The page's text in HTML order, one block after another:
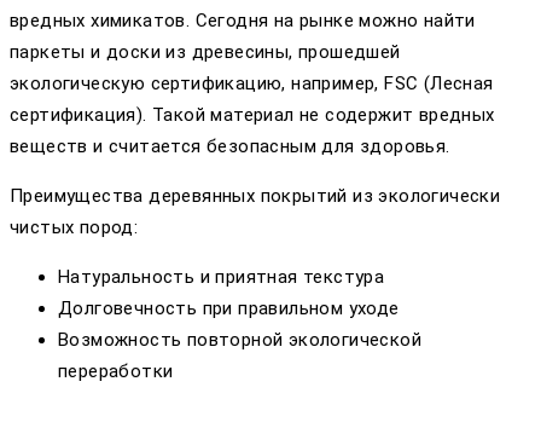
вредных химикатов. Сегодня на рынке можно найти
паркеты и доски из древесины, прошедшей
экологическую сертификацию, например, FSC (Лесная
сертификация). Такой материал не содержит вредных
веществ и считается безопасным для здоровья.
Преимущества деревянных покрытий из экологически
чистых пород:
Натуральность и приятная текстура
Долговечность при правильном уходе
Возможность повторной экологической
переработки